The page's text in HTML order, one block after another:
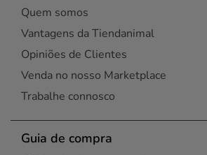
Quem somos
Vantagens da Tiendanimal
Opiniões de Clientes
Venda no nosso Marketplace
Trabalhe connosco
Guia de compra